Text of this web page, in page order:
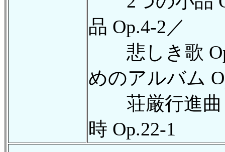
品 Op.4-2／
悲しき歌
めのアルバム
荘厳行進曲
時 Op.22-1